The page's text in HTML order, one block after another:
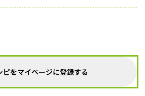
ピをマイページに登録する